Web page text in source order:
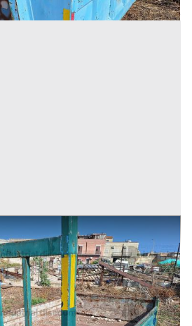
da 3mc